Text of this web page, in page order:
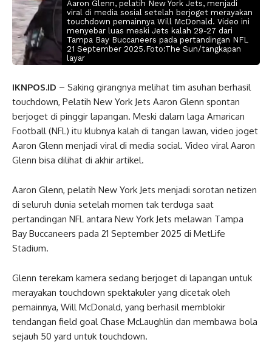
Aaron Glenn, pelatih New York Jets, menjadi
viral di media sosial setelah berjoget merayakan
touchdown pemainnya Will McDonald. Video ini
menyebar luas meski Jets kalah 29-27 dari
Tampa Bay Buccaneers pada pertandingan NFL
21 September 2025.Foto:The Sun/tangkapan
layar
IKNPOS.ID – Saking girangnya melihat tim asuhan berhasil
touchdown, Pelatih New York Jets Aaron Glenn spontan
berjoget di pinggir lapangan. Meski dalam laga Amarican
Football (NFL) itu klubnya kalah di tangan lawan, video joget
Aaron Glenn menjadi viral di media social. Video viral Aaron
Glenn bisa dilihat di akhir artikel.
Aaron Glenn, pelatih New York Jets menjadi sorotan netizen
di seluruh dunia setelah momen tak terduga saat
pertandingan NFL antara New York Jets melawan Tampa
Bay Buccaneers pada 21 September 2025 di MetLife
Stadium.
Glenn terekam kamera sedang berjoget di lapangan untuk
merayakan touchdown spektakuler yang dicetak oleh
pemainnya, Will McDonald, yang berhasil memblokir
tendangan field goal Chase McLaughlin dan membawa bola
sejauh 50 yard untuk touchdown.